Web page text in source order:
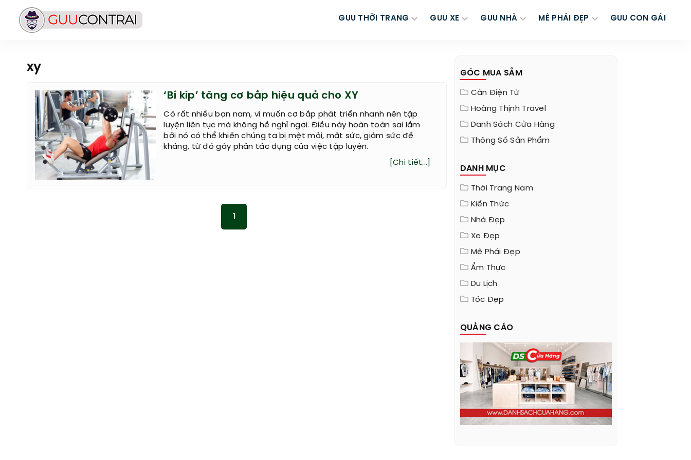
GUU THỜI TRANG GUU XE GUU NHÀ MÊ PHÁI ĐẸP GUU CON GÁI
xy
‘Bí kíp’ tăng cơ bắp hiệu quả cho XY
Có rất nhiều bạn nam, vì muốn cơ bắp phát triển nhanh nên tập
luyện liên tục mà không hề nghỉ ngơi. Điều này hoàn toàn sai lầm
bởi nó có thể khiến chúng ta bị mệt mỏi, mất sức, giảm sức đề
kháng, từ đó gây phản tác dụng của việc tập luyện.
[Chi tiết...]
GÓC MUA SẮM
Cân Điện Tử
Hoàng Thịnh Travel
Danh Sách Cửa Hàng
Thông Số Sản Phẩm
DANH MỤC
Thời Trang Nam
Kiến Thức
Nhà Đẹp
Xe Đẹp
Mê Phái Đẹp
Ẩm Thực
Du Lịch
Tóc Đẹp
QUẢNG CÁO